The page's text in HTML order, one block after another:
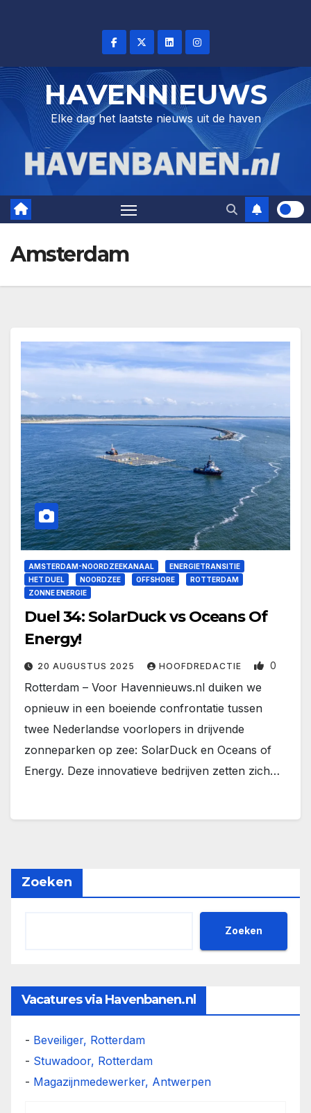
HAVENNIEUWS
Elke dag het laatste nieuws uit de haven
Amsterdam
AMSTERDAM-NOORDZEEKANAAL
ENERGIETRANSITIE
HET DUEL
NOORDZEE OFFSHORE
ROTTERDAM
ZONNE ENERGIE
Duel 34: SolarDuck vs Oceans Of
Energy!
20 AUGUSTUS 2025 HOOFDREDACTIE 0
Rotterdam – Voor Havennieuws.nl duiken we
opnieuw in een boeiende confrontatie tussen
twee Nederlandse voorlopers in drijvende
zonneparken op zee: SolarDuck en Oceans of
Energy. Deze innovatieve bedrijven zetten zich…
Zoeken
Zoeken
Vacatures via Havenbanen.nl
- Beveiliger, Rotterdam
- Stuwadoor, Rotterdam
- Magazijnmedewerker, Antwerpen